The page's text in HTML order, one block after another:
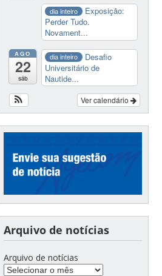
dia inteiro
Exposição:
Perder Tudo.
Novament...
AGO
22
sáb
dia inteiro
Desafio
Universitário de
Nautide...
Ver calendário
Arquivo de notícias
Arquivo de notícias